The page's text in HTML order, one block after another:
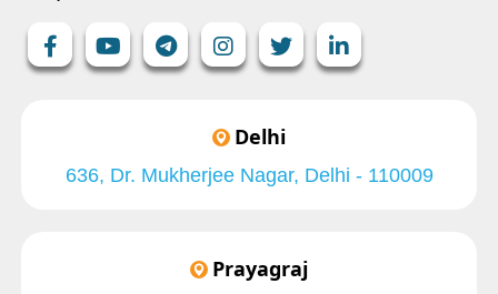
Delhi
636, Dr. Mukherjee Nagar, Delhi - 110009
Prayagraj